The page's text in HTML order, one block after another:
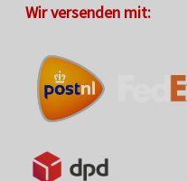
Wir versenden mit: